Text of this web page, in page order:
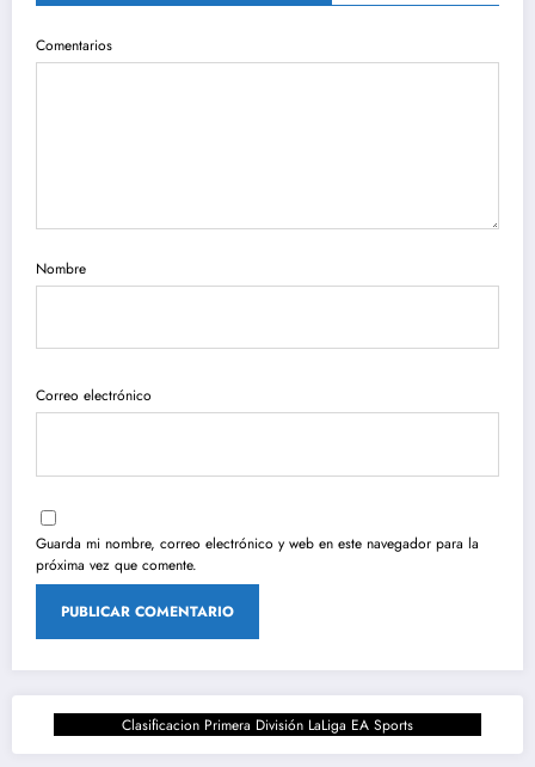
Comentarios
Nombre
Correo electrónico
Guarda mi nombre, correo electrónico y web en este navegador para la
próxima vez que comente.
Clasificacion Primera División LaLiga EA Sports